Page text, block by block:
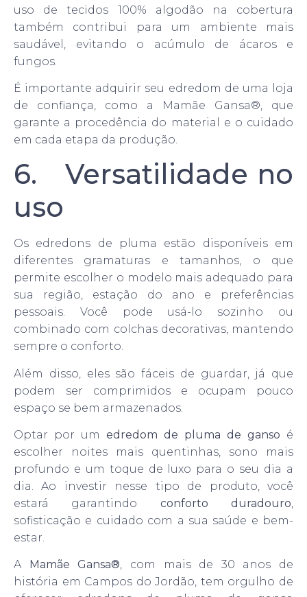
uso de tecidos 100% algodão na cobertura
também contribui para um ambiente mais
saudável, evitando o acúmulo de ácaros e
fungos.
É importante adquirir seu edredom de uma loja
de confiança, como a Mamãe Gansa®, que
garante a procedência do material e o cuidado
em cada etapa da produção.
6. Versatilidade no
uso
Os edredons de pluma estão disponíveis em
diferentes gramaturas e tamanhos, o que
permite escolher o modelo mais adequado para
sua região, estação do ano e preferências
pessoais. Você pode usá-lo sozinho ou
combinado com colchas decorativas, mantendo
sempre o conforto.
Além disso, eles são fáceis de guardar, já que
podem ser comprimidos e ocupam pouco
espaço se bem armazenados.
Optar por um edredom de pluma de ganso é
escolher noites mais quentinhas, sono mais
profundo e um toque de luxo para o seu dia a
dia. Ao investir nesse tipo de produto, você
estará garantindo conforto duradouro,
sofisticação e cuidado com a sua saúde e bem-
estar.
A Mamãe Gansa®, com mais de 30 anos de
história em Campos do Jordão, tem orgulho de